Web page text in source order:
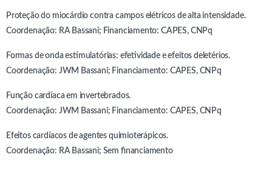
Proteção do miocárdio contra campos elétricos de alta intensidade.
Coordenação: RA Bassani; Financiamento: CAPES, CNPq
Formas de onda estimulatórias: efetividade e efeitos deletérios.
Coordenação: JWM Bassani; Financiamento: CAPES, CNPq
Função cardíaca em invertebrados.
Coordenação: JWM Bassani; Financiamento: CAPES, CNPq
Efeitos cardíacos de agentes quimioterápicos.
Coordenação: RA Bassani; Sem financiamento